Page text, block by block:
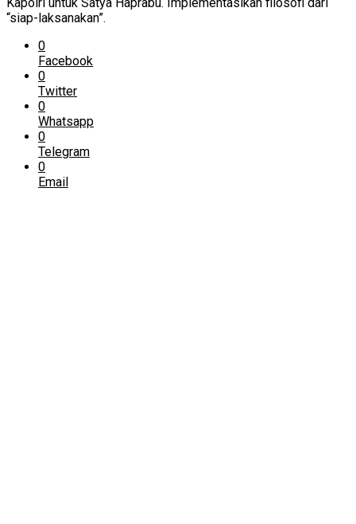
“siap-laksanakan”.
0
Facebook
0
Twitter
0
Whatsapp
0
Telegram
0
Email